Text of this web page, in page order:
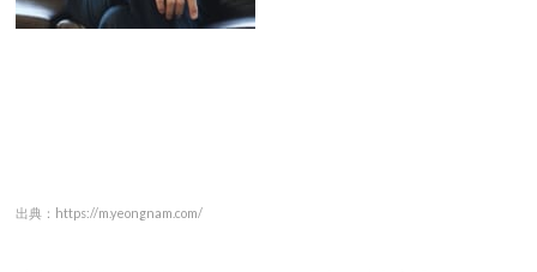
出典：https://m.yeongnam.com/